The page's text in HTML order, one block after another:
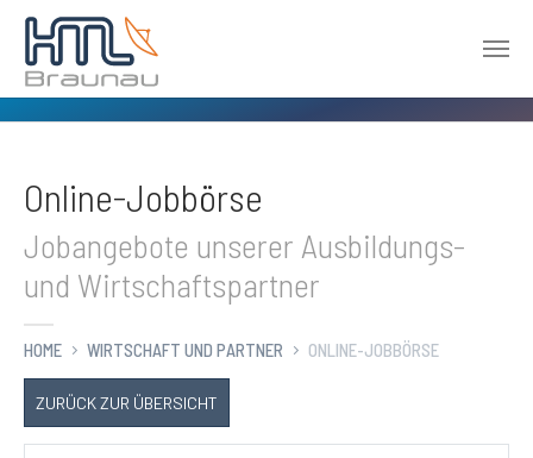
Online-Jobbörse
Jobangebote unserer Ausbildungs-
und Wirtschaftspartner
HOME WIRTSCHAFT UND PARTNER ONLINE-JOBBÖRSE
ZURÜCK ZUR ÜBERSICHT